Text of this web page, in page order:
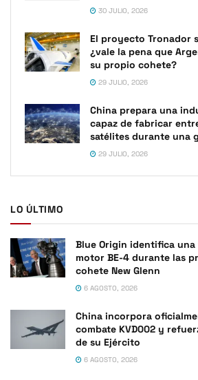
30 JULIO, 2026
El proyecto Tronador
¿vale la pena que
su propio cohete?
29 JULIO, 2026
China prepara una
capaz de fabricar
satélites durante una
29 JULIO, 2026
LO ÚLTIMO
Blue Origin identifica
motor BE-4 durante las
cohete New Glenn
6 AGOSTO, 2026
China incorpora
combate KVD002 y
de su Ejército
6 AGOSTO, 2026